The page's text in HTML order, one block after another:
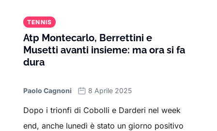
TENNIS
Atp Montecarlo, Berrettini e
Musetti avanti insieme: ma ora si fa
dura
Paolo Cagnoni 8 Aprile 2025
Dopo i trionfi di Cobolli e Darderi nel week
end, anche lunedì è stato un giorno positivo